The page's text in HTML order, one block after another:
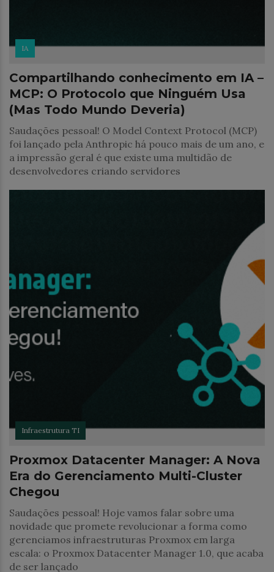
IA
Compartilhando conhecimento em IA –
MCP: O Protocolo que Ninguém Usa
(Mas Todo Mundo Deveria)
Saudações pessoal! O Model Context Protocol (MCP)
foi lançado pela Anthropic há pouco mais de um ano, e
a impressão geral é que existe uma multidão de
desenvolvedores criando servidores
Infraestrutura TI
Proxmox Datacenter Manager: A Nova
Era do Gerenciamento Multi-Cluster
Chegou
Saudações pessoal! Hoje vamos falar sobre uma
novidade que promete revolucionar a forma como
gerenciamos infraestruturas Proxmox em larga
escala: o Proxmox Datacenter Manager 1.0, que acaba
de ser lançado